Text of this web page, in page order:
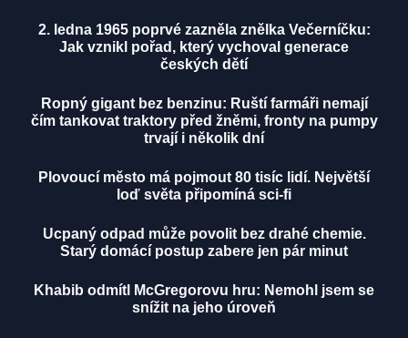
2. ledna 1965 poprvé zazněla znělka Večerníčku:
Jak vznikl pořad, který vychoval generace
českých dětí
Ropný gigant bez benzinu: Ruští farmáři nemají
čím tankovat traktory před žněmi, fronty na pumpy
trvají i několik dní
Plovoucí město má pojmout 80 tisíc lidí. Největší
loď světa připomíná sci-fi
Ucpaný odpad může povolit bez drahé chemie.
Starý domácí postup zabere jen pár minut
Khabib odmítl McGregorovu hru: Nemohl jsem se
snížit na jeho úroveň